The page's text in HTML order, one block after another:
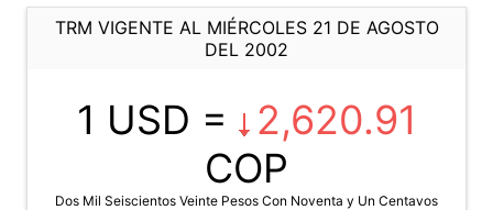
TRM VIGENTE AL MIÉRCOLES 21 DE AGOSTO
DEL 2002
1 USD =
2,620.91
COP
Dos Mil Seiscientos Veinte Pesos Con Noventa y Un Centavos